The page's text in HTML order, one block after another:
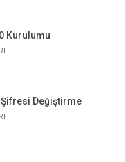
Kurulumu
Şifresi Değiştirme